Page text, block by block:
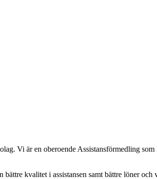
Vi är en oberoende Assistansförmedling som
kvalitet i assistansen samt bättre löner